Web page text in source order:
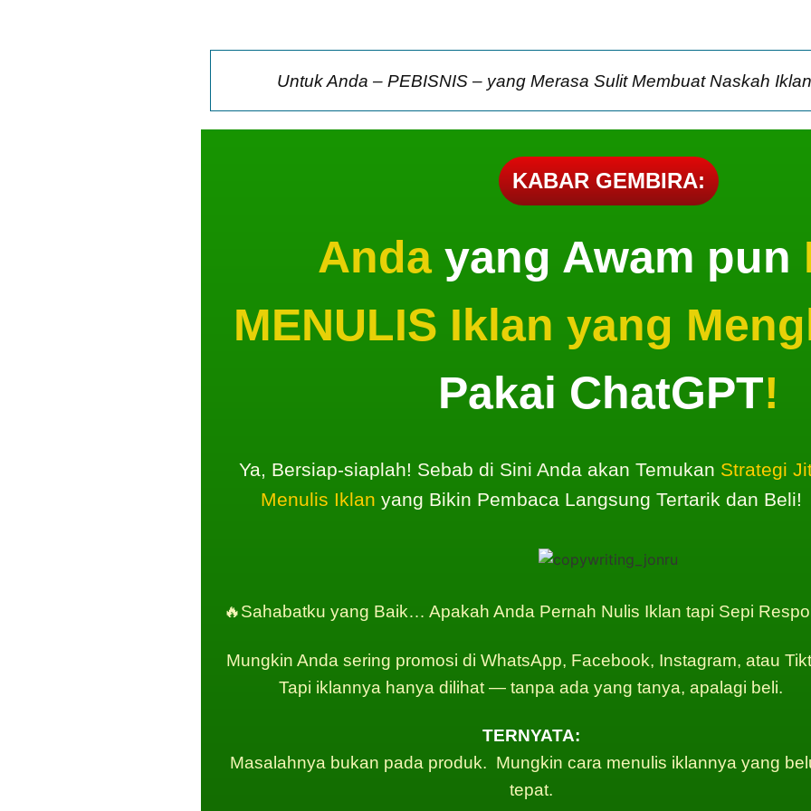
Untuk Anda – PEBISNIS – yang Merasa Sulit Membuat Naskah
KABAR GEMBIRA:
Andayang Awam pun
MENULIS Iklan yang
Pakai ChatGPT!
Ya, Bersiap-siaplah! Sebab di Sini Anda akan Temukan Strategi
Menulis Iklan yang Bikin Pembaca Langsung Tertarik dan Beli!
🔥Sahabatku yang Baik… Apakah Anda Pernah Nulis Iklan tapi Sepi
Mungkin Anda sering promosi di WhatsApp, Facebook, Instagram, atau
Tapi iklannya hanya dilihat — tanpa ada yang tanya, apalagi beli.
TERNYATA:
Masalahnya bukan pada produk. Mungkin cara menulis iklannya yang
tepat.